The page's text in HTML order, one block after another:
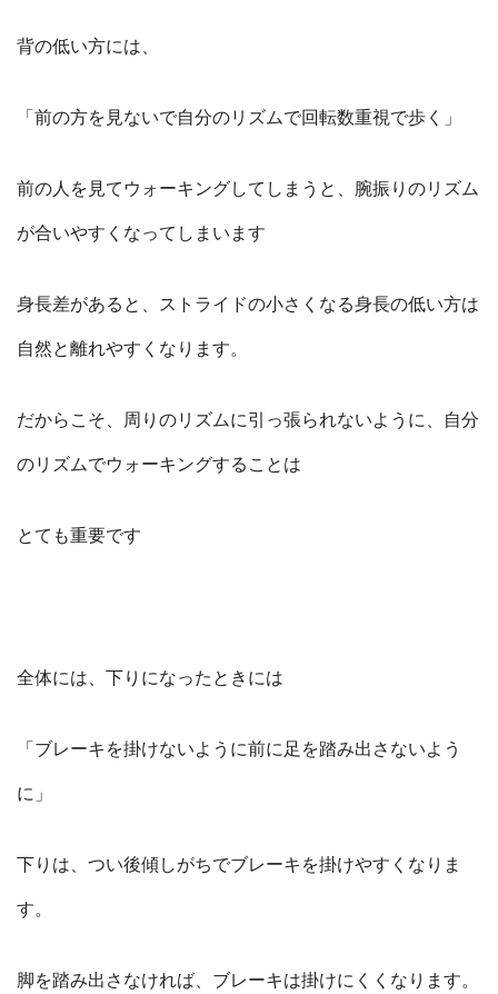
背の低い方には、
「前の方を見ないで自分のリズムで回転数重視で歩く」
前の人を見てウォーキングしてしまうと、腕振りのリズム
が合いやすくなってしまいます
身長差があると、ストライドの小さくなる身長の低い方は
自然と離れやすくなります。
だからこそ、周りのリズムに引っ張られないように、自分
のリズムでウォーキングすることは
とても重要です
全体には、下りになったときには
「ブレーキを掛けないように前に足を踏み出さないよう
に」
下りは、つい後傾しがちでブレーキを掛けやすくなりま
す。
脚を踏み出さなければ、ブレーキは掛けにくくなります。